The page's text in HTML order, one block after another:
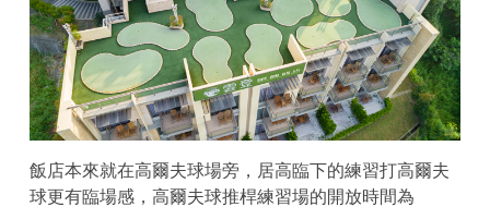
飯店本來就在高爾夫球場旁，居高臨下的練習打高爾夫
球更有臨場感，高爾夫球推桿練習場的開放時間為